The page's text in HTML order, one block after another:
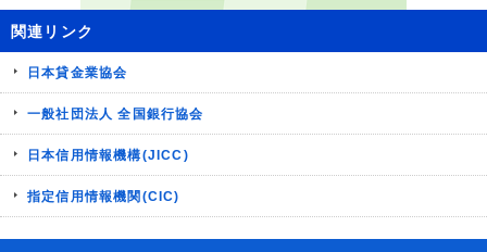
関連リンク
日本貸金業協会
一般社団法人 全国銀行協会
日本信用情報機構(JICC)
指定信用情報機関(CIC)